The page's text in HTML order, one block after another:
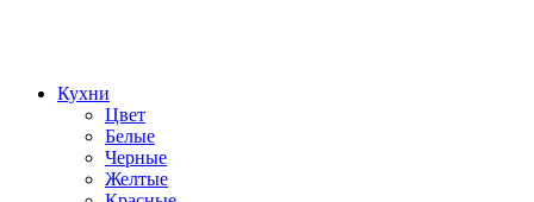
Кухни
Цвет
Белые
Черные
Желтые